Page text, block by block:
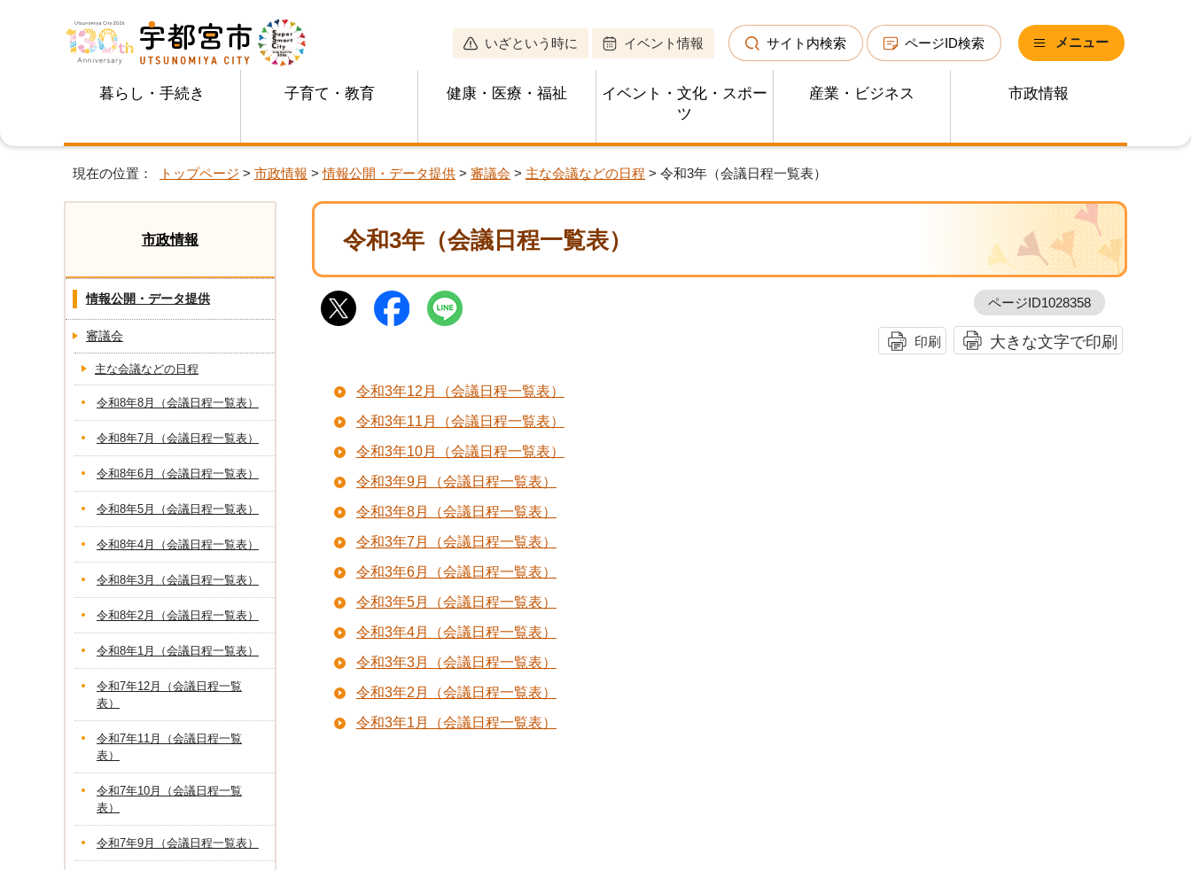
いざという時に イベント情報 サイト内検索 ページID検索 メニュー
暮らし・手続き 子育て・教育 健康・医療・福祉
イベント・文化・スポー
ツ
産業・ビジネス 市政情報
現在の位置： トップページ > 市政情報 >情報公開・データ提供 > 審議会 > 主な会議などの日程 > 令和3年（会議日程一覧表）
令和3年（会議日程一覧表）
ページID1028358
印刷 大きな文字で印刷
令和3年12月（会議日程一覧表）
令和3年11月（会議日程一覧表）
令和3年10月（会議日程一覧表）
令和3年9月（会議日程一覧表）
令和3年8月（会議日程一覧表）
令和3年7月（会議日程一覧表）
令和3年6月（会議日程一覧表）
令和3年5月（会議日程一覧表）
令和3年4月（会議日程一覧表）
令和3年3月（会議日程一覧表）
令和3年2月（会議日程一覧表）
令和3年1月（会議日程一覧表）
市政情報
情報公開・データ提供
審議会
主な会議などの日程
令和8年8月（会議日程一覧表）
令和8年7月（会議日程一覧表）
令和8年6月（会議日程一覧表）
令和8年5月（会議日程一覧表）
令和8年4月（会議日程一覧表）
令和8年3月（会議日程一覧表）
令和8年2月（会議日程一覧表）
令和8年1月（会議日程一覧表）
令和7年12月（会議日程一覧
表）
令和7年11月（会議日程一覧
表）
令和7年10月（会議日程一覧
表）
令和7年9月（会議日程一覧表）